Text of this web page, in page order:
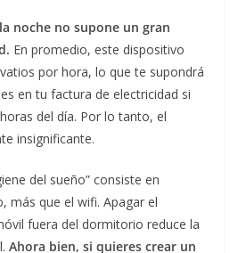
noche no supone un gran
En promedio, este dispositivo
por hora, lo que te supondrá
en tu factura de electricidad si
del día. Por lo tanto, el
insignificante.
del sueño” consiste en
más que el wifi. Apagar el
fuera del dormitorio reduce la
Ahora bien, si quieres crear un